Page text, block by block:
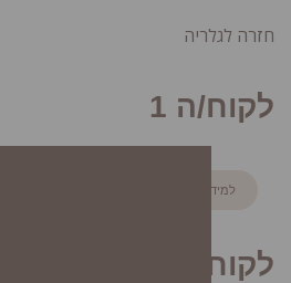
חזרה לגלריה
לקוח/ה 1
למידע נוסף
לקוח/ה 2